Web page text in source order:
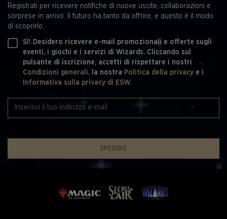
Registrati per ricevere notifiche di nuove uscite, collaborazioni e
sorprese in arrivo. Il futuro ha tanto da offrire, e questo è il modo
di scoprirlo.
SÌ! Desidero ricevere e-mail promozionali e offerte sugli
eventi, i giochi e i servizi di Wizards. Cliccando sul
pulsante di iscrizione, accetti di rispettare i nostri
Condizioni generali,
la nostra Politica della privacy e i
Informativa sulla privacy di ESW.
SPEDIRE